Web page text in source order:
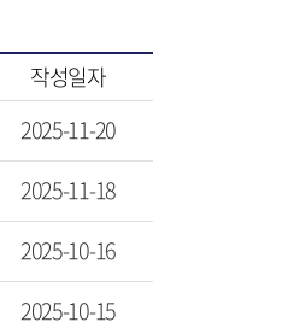
작성일자
2025-11-20
2025-11-18
2025-10-16
2025-10-15